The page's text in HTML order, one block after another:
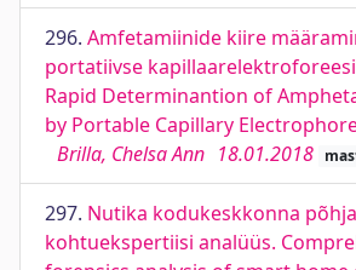
296. Amfetamiinide kiire
portatiivse
Rapid Determinantion of
by Portable Capillary
Brilla, Chelsa Ann 18.01.2018
297. Nutika kodukeskkonna
kohtuekspertiisi analüüs.